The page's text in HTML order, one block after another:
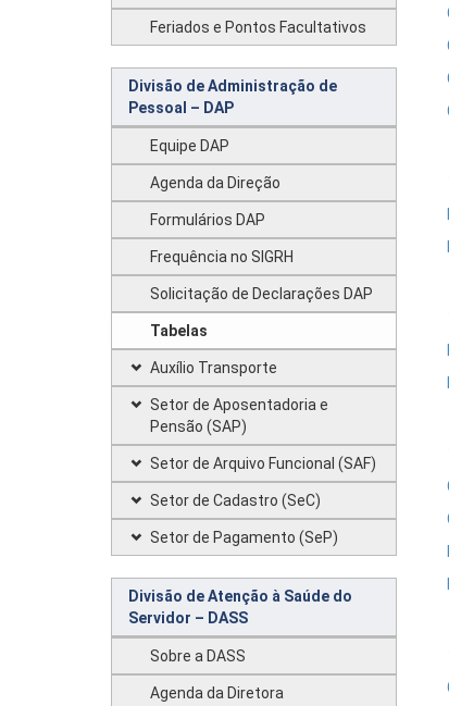
Feriados e Pontos Facultativos
Divisão de Administração de
Pessoal – DAP
Equipe DAP
Agenda da Direção
Formulários DAP
Frequência no SIGRH
Solicitação de Declarações DAP
Tabelas
Auxílio Transporte
Setor de Aposentadoria e
Pensão (SAP)
Setor de Arquivo Funcional (SAF)
Setor de Cadastro (SeC)
Setor de Pagamento (SeP)
Divisão de Atenção à Saúde do
Servidor – DASS
Sobre a DASS
Agenda da Diretora